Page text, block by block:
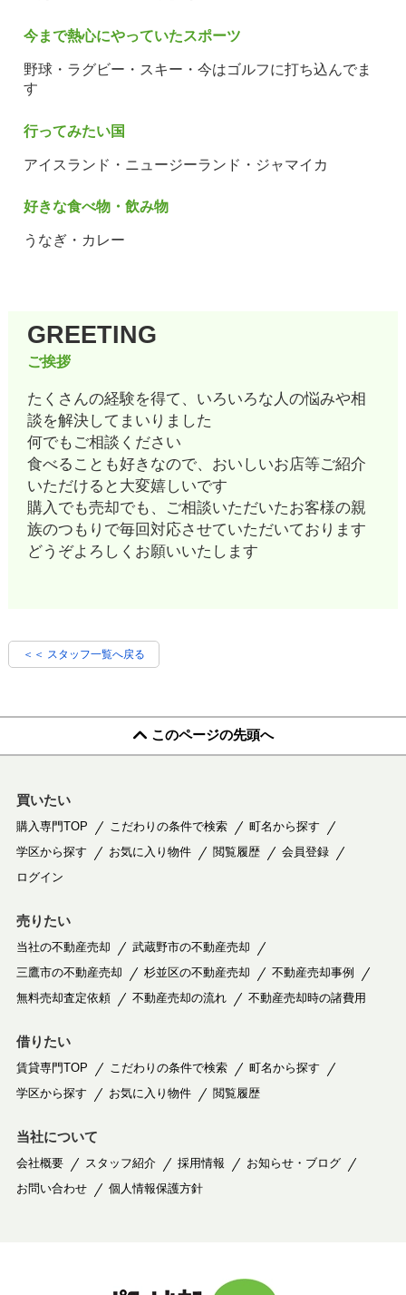
今まで熱心にやっていたスポーツ
野球・ラグビー・スキー・今はゴルフに打ち込んでま
す
行ってみたい国
アイスランド・ニュージーランド・ジャマイカ
好きな食べ物・飲み物
うなぎ・カレー
GREETING
ご挨拶
たくさんの経験を得て、いろいろな人の悩みや相
談を解決してまいりました
何でもご相談ください
食べることも好きなので、おいしいお店等ご紹介
いただけると大変嬉しいです
購入でも売却でも、ご相談いただいたお客様の親
族のつもりで毎回対応させていただいております
どうぞよろしくお願いいたします
＜＜ スタッフ一覧へ戻る
このページの先頭へ
買いたい
購入専門TOP こだわりの条件で検索
町名から探す
学区から探す
お気に入り物件 閲覧履歴
会員登録
ログイン
売りたい
当社の不動産売却
武蔵野市の不動産売却
三鷹市の不動産売却
杉並区の不動産売却
不動産売却事例
無料売却査定依頼
不動産売却の流れ 不動産売却時の諸費用
借りたい
賃貸専門TOP こだわりの条件で検索
町名から探す
学区から探す
お気に入り物件 閲覧履歴
当社について
会社概要 スタッフ紹介 採用情報
お知らせ・ブログ
お問い合わせ
個人情報保護方針